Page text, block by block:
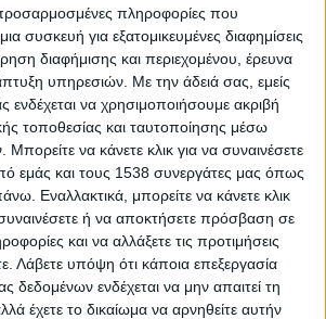
πληροφορίες που
συσκευή για εξατομικευμένες διαφημίσεις
διαφήμισης και περιεχομένου, έρευνα
υπηρεσιών. Με την άδειά σας, εμείς
ενδέχεται να χρησιμοποιήσουμε ακριβή
τοποθεσίας και ταυτοποίησης μέσω
να κάνετε κλικ για να συναινέσετε
εμάς και τους 1538 συνεργάτες μας όπως
Εναλλακτικά, μπορείτε να κάνετε κλικ
ή να αποκτήσετε πρόσβαση σε
και να αλλάξετε τις προτιμήσεις
Λάβετε υπόψη ότι κάποια επεξεργασία
ενδέχεται να μην απαιτεί τη
έχετε το δικαίωμα να αρνηθείτε αυτήν
για τον έλεγχο της τοξικότητας
θα ενημερώνει τους πρόσφυγες για
χθες και σήμερα